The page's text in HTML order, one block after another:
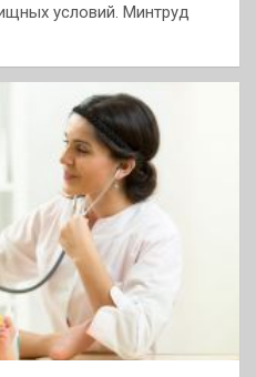
условий. Минтруд